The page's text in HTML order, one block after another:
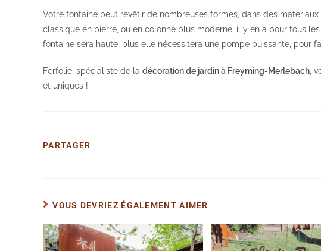
Votre fontaine peut revêtir de nombreuses formes, dans des
classique en pierre, ou en colonne plus moderne, il y en a pour tous
fontaine sera haute, plus elle nécessitera une pompe puissante, pour
Ferfolie, spécialiste de la décoration de jardin à Freyming-Merlebach ,
et uniques !
PARTAGER
VOUS DEVRIEZ ÉGALEMENT AIMER